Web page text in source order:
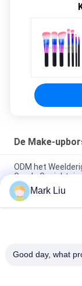
De Make-
ODM het
Goede
Aantrekkelijke
Massaniveau,
De schitterende
Mark Liu
Good day, what